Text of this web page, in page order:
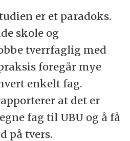
er et paradoks.
skole og
tverrfaglig med
foregår mye
enkelt fag.
at det er
fag til UBU og å få
på tvers.